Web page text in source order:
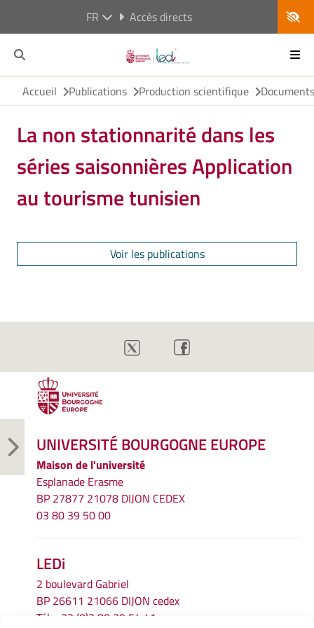
FR Accès directs
Accueil Publications Production scientifique
La non stationnarité dans les
séries saisonnières Application
au tourisme tunisien
Voir les publications
UNIVERSITÉ BOURGOGNE EUROPE
Maison de l'université
Esplanade Erasme
BP 27877 21078 DIJON CEDEX
03 80 39 50 00
LEDi
2 boulevard Gabriel
BP 26611 21066 DIJON cedex
Tél.
+33 (0)3 80 39 54 41